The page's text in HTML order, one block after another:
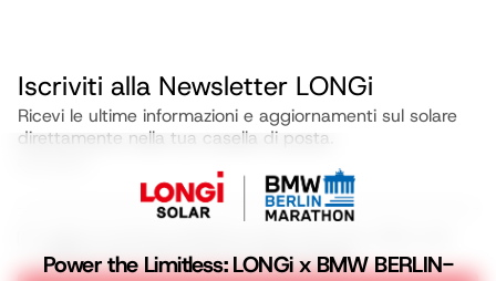
Power the Limitless: LONGi x BMW BERLIN-
Iscriviti alla Newsletter LONGi
Ricevi le ultime informazioni e aggiornamenti sul solare
direttamente nella tua casella di posta.
updates from LONGi. View ourPrivacy Policy